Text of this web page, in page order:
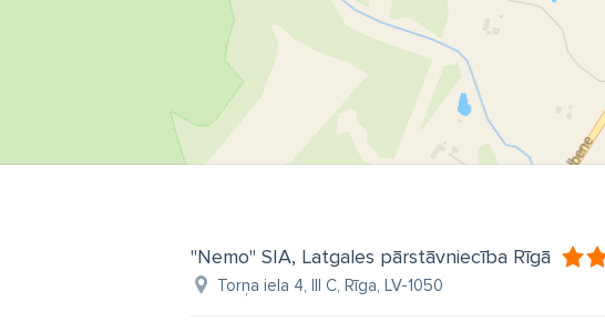
"Nemo" SIA, Latgales pārstāvniecība Rīgā
Torņa iela 4, III C, Rīga, LV-1050